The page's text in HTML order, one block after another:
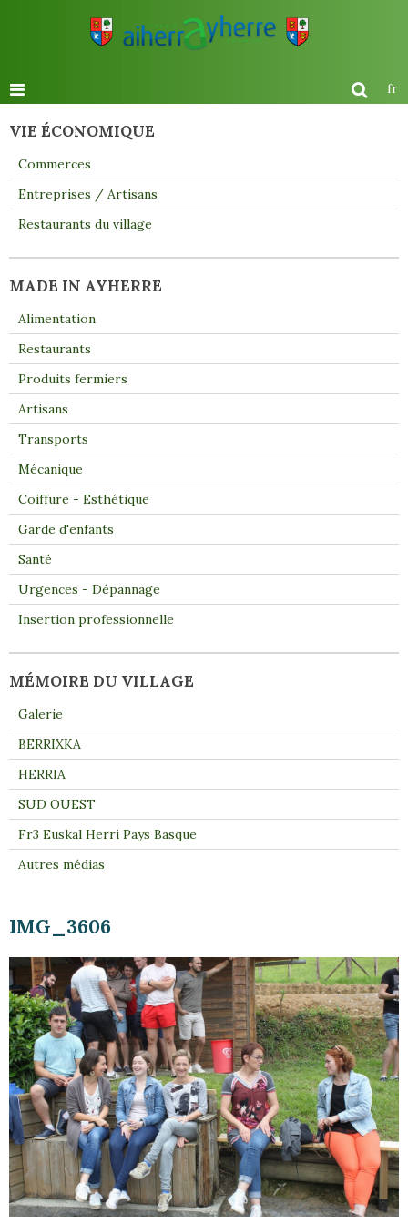
fr
IMG_3606
VIE ÉCONOMIQUE
Commerces
Entreprises / Artisans
Restaurants du village
MADE IN AYHERRE
Alimentation
Restaurants
Produits fermiers
Artisans
Transports
Mécanique
Coiffure - Esthétique
Garde d'enfants
Santé
Urgences - Dépannage
Insertion professionnelle
MÉMOIRE DU VILLAGE
Galerie
BERRIXKA
HERRIA
SUD OUEST
Fr3 Euskal Herri Pays Basque
Autres médias